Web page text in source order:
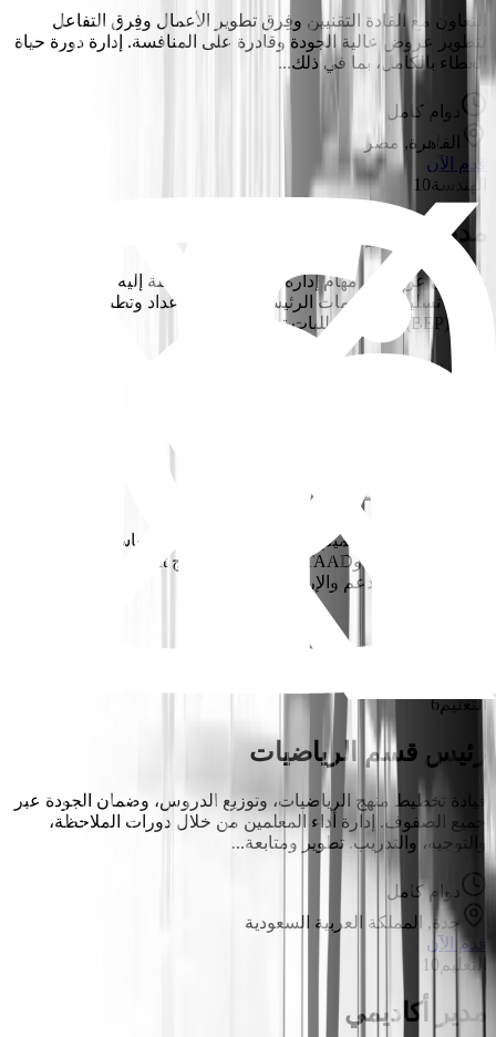
التعاون مع القادة التقنيين وفِرق تطوير الأعمال وفِرق التفاعل
لتطوير عروض عالية الجودة وقادرة على المنافسة. إدارة دورة حياة
العطاء بالكامل، بما في ذلك...
دوام كامل
القاهرة, مصر
قدم الآن
الهندسة10
مدير فني (إنشائي / BIM)
مسؤول عن إتمام مهام إدارة المعلومات الموكلة إليه. تطوير وتنفيذ
خطط تسليم المعلومات الرئيسية (MIDP). إعداد وتطبيق خطط
دوام كامل
مهندس تصميم إنشائي أول
إجراء التحليل والتصميم للهياكل الإنشائية للمباني باستخدام برامج
إضافية. تقديم الدعم والإرشاد ل...
التعليم6
رئيس قسم الرياضيات
قيادة تخطيط منهج الرياضيات، وتوزيع الدروس، وضمان الجودة عبر
جميع الصفوف. إدارة أداء المعلمين من خلال دورات الملاحظة،
والتوجيه، والتدريب. تطوير ومتابعة...
دوام كامل
جدة, المملكة العربية السعودية
قدم الآن
التعليم 10
مدير أكاديمي